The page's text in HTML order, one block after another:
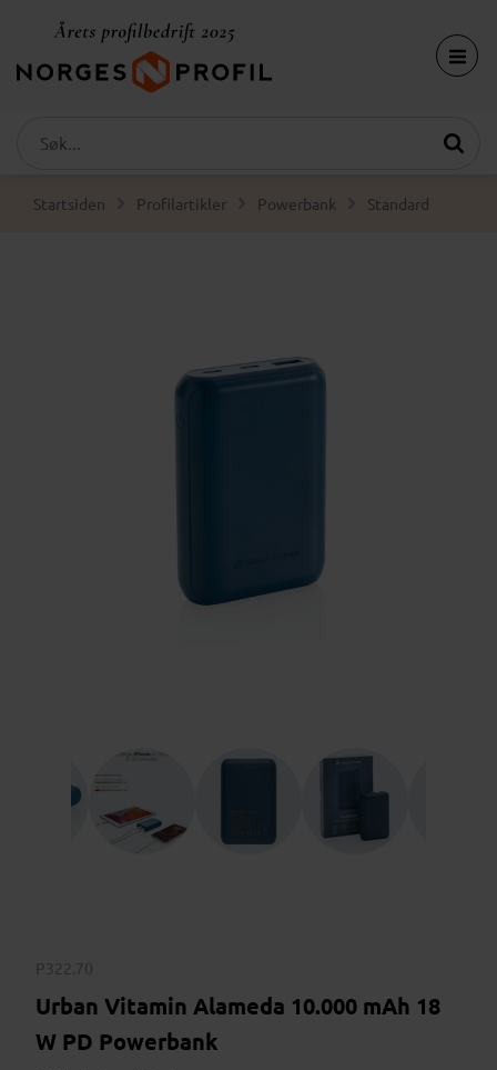
Startsiden Profilartikler Powerbank Standard
P322.70
Urban Vitamin Alameda 10.000 mAh 18
W PD Powerbank